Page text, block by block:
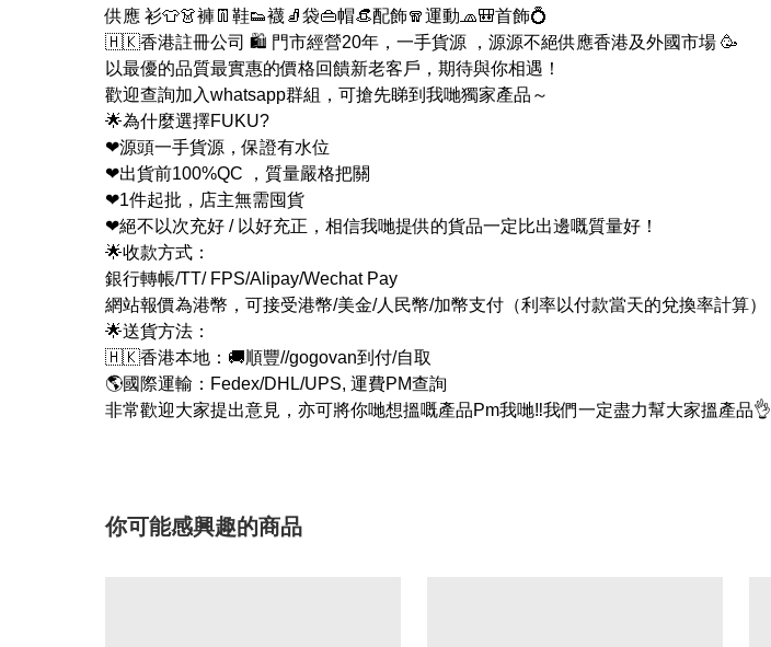
供應 衫👕👗褲👖鞋👟襪🧦袋👜帽👒配飾🧣運動🧢🎒首飾💍
🇭🇰香港註冊公司 🛍 門市經營20年，一手貨源 ，源源不絕供應香港及外國市場 🥳
以最優的品質最實惠的價格回饋新老客戶，期待與你相遇！
歡迎查詢加入whatsapp群組，可搶先睇到我哋獨家產品～
🌟為什麼選擇FUKU?
❤源頭一手貨源，保證有水位
❤出貨前100%QC ，質量嚴格把關
❤1件起批，店主無需囤貨
❤絕不以次充好 / 以好充正，相信我哋提供的貨品一定比出邊嘅質量好！
🌟收款方式：
銀行轉帳/TT/ FPS/Alipay/Wechat Pay
網站報價為港幣，可接受港幣/美金/人民幣/加幣支付（利率以付款當天的兌換率計算）
🌟送貨方法：
🇭🇰香港本地：🚚順豐//gogovan到付/自取
🌎國際運輸：Fedex/DHL/UPS, 運費PM查詢
非常歡迎大家提出意見，亦可將你哋想搵嘅產品Pm我哋‼我們一定盡力幫大家搵產品👌
你可能感興趣的商品